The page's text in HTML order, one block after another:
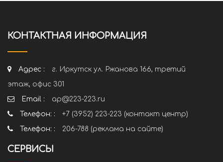
КОНТАКТНАЯ ИНФОРМАЦИЯ
Адрес :
г. Иркутск ул. Ржанова 166, третий
этаж, офис 301
Email :
ap@223-223.ru
Телефон: :
+7 (3952) 223-223 (контакт центр)
Телефон: :
206-788 (реклама на сайте)
СЕРВИСЫ